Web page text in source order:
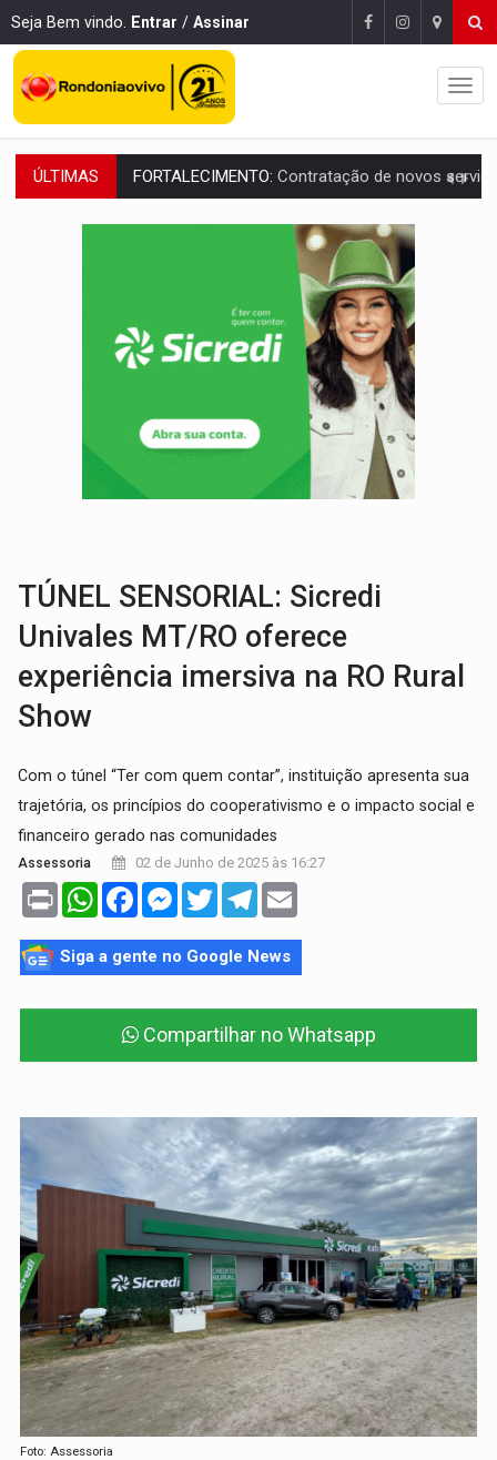
Seja Bem vindo. Entrar / Assinar
ÚLTIMAS URGENTE:Condutor de carro avança cruzamento e deixa
'OS OLHOS DO BRASIL':Emanuel Neri transforma indignação e esperança em
Dentista de PVH é denunciado por transmitir HIV
ESQUEMA DE FRAUDES:Polícia Civil deflagra a terceira fase da
ASSESSOR FLAGRADO: Empresa e ONG que recebeu R$ 12 mi em emendas
INFLUENCIARIA ELEIÇÕES:Justiça Eleitoral manda tirar vídeo com suposta
CONEXÃO RONDONIAOVIVO: Marcio Barreto, pres. da ABAV-RO, alerta sobre
DA RECICLAGEM AO SUCESSO: A trajetória de superação de
TÚNEL SENSORIAL: Sicredi
Univales MT/RO oferece
experiência imersiva na RO Rural
Show
Com o túnel “Ter com quem contar”, instituição apresenta sua
trajetória, os princípios do cooperativismo e o impacto social e
financeiro gerado nas comunidades
Assessoria 02 de Junho de 2025 às 16:27
Print WhatsAppFacebookMessenger
TwitterTelegram
Siga a gente no Google News
Compartilhar no Whatsapp
Foto: Assessoria